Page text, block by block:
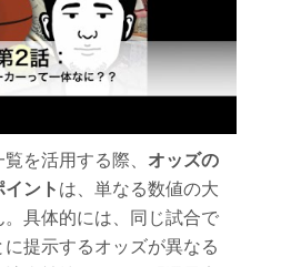
を活用する際、 オッズの
ントは、単なる数値の大
具体的には、同じ試合で
提示するオッズが異なる